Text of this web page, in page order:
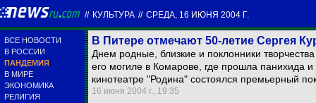
// КУЛЬТУРА // СРЕДА, 16 ИЮНЯ 2004 Г.
ВСЕ НОВОСТИ
В РОССИИ
ПАНДЕМИЯ
В МИРЕ
ЭКОНОМИКА
РЕЛИГИЯ
В Питере отмечают 50-летие Сергея
Днем родные, близкие и поклонники
его могиле в Комарове, где прошла панихида
кинотеатре "Родина" состоялся премьерный
16 июня 2004 г., 19:35